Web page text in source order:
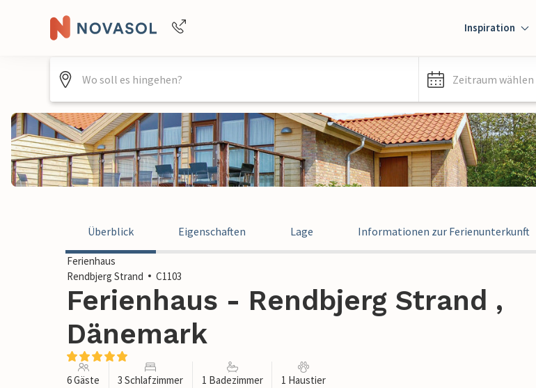
+4940688715475
Inspiration
Zeitraum wählen
Überblick Eigenschaften Lage Informationen zur Ferienunterkunft
Ferienhaus
Rendbjerg Strand
C1103
Ferienhaus - Rendbjerg Strand ,
Dänemark
6 Gäste 3 Schlafzimmer 1 Badezimmer 1 Haustier